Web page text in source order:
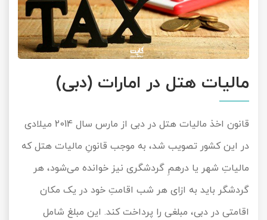
مالیات هتل در امارات (دبی)
قانون اخذ مالیات هتل در دبی از مارس سال 2014 میلادی
در این کشور تصویب شد، به موجب قانونِ مالیات هتل که
مالیاتِ شهر یا درهمِ گردشگری نیز خوانده می‌شود، هر
گردشگر باید به ازای هر شب اقامتِ خود در یک مکان
اقامتی در دبی، مبلغی را پرداخت کند. این مبلغ شامل